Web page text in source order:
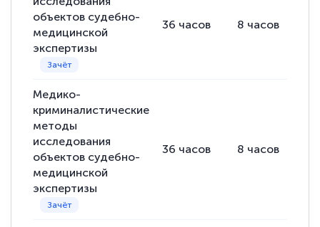
Евгения Коротких
Знаток города 2 уровня
Спасибо большое Академии! Грамотное,
вежливое сопровождение! Всё чётко и
понятно! Проходила повышение
квалификации. Ещё раз - СПАСИБО!
объектов судебно-
медицинской
экспертизы
36 часов 8 часов
Медико-
криминалистические
методы
исследования
объектов судебно-
медицинской
экспертизы
36 часов 8 часов